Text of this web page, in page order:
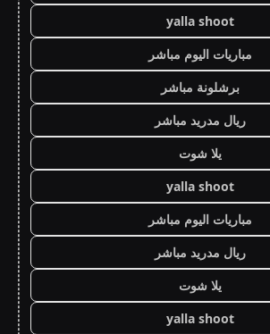
yalla shoot
مباريات اليوم مباشر
برشلونة مباشر
ريال مدريد مباشر
يلا شوت
yalla shoot
مباريات اليوم مباشر
ريال مدريد مباشر
يلا شوت
yalla shoot